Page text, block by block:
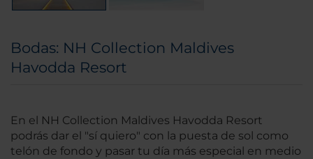
Bodas: NH Collection Maldives
Havodda Resort
En el NH Collection Maldives Havodda Resort
podrás dar el "sí quiero" con la puesta de sol como
telón de fondo y pasar tu día más especial en medio